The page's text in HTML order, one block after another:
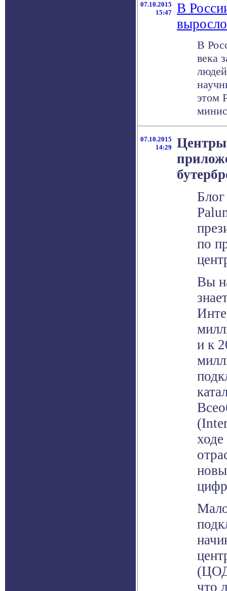
07.10.2015
15:47
В
В
века
этом
07.10.2015
14:29
по
Вы
и к
ходе
что